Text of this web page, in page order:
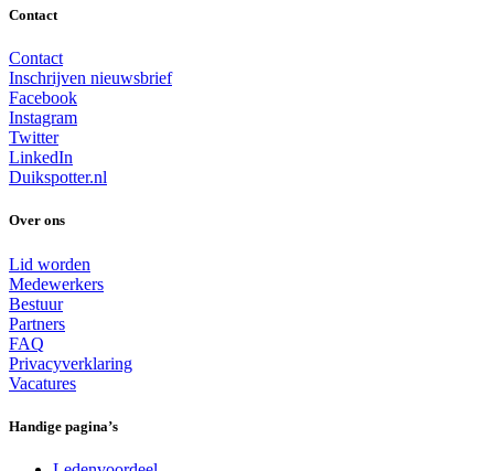
Contact
Contact
Inschrijven nieuwsbrief
Facebook
Instagram
Twitter
LinkedIn
Duikspotter.nl
Over ons
Lid worden
Medewerkers
Bestuur
Partners
FAQ
Privacyverklaring
Vacatures
Handige pagina’s